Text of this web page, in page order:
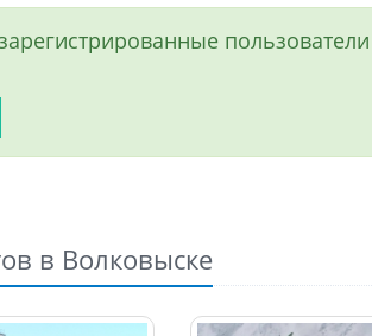
пользователи
в Волковыске